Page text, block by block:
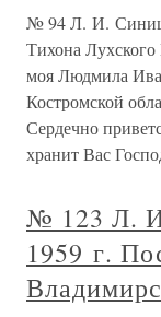
№ 94 Л. И.
Тихона
моя Людмила
Костромской
Сердечно
хранит Вас
№ 123 Л.
1959 г.